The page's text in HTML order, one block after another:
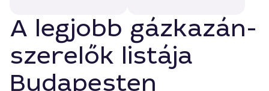
A legjobb gázkazán-
szerelők listája
Budapesten